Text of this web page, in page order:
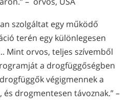
szolgáltat egy működő
terén egy különlegesen
Mint orvos, teljes szívemből
a drogfüggőségben
végigmennek a
drogmentesen távoznak.” –